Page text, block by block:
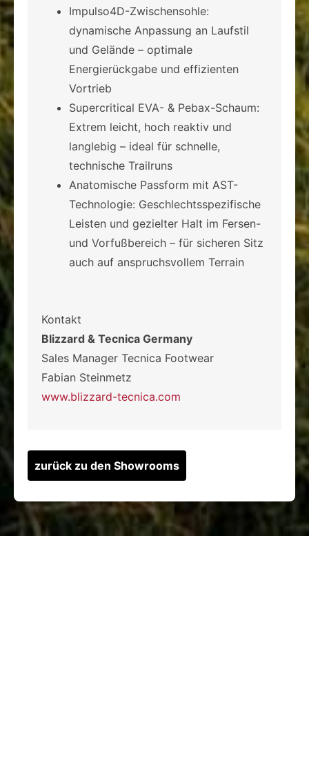
Impulso4D-Zwischensohle:
dynamische Anpassung an Laufstil
und Gelände – optimale
Energierückgabe und effizienten
Vortrieb
Supercritical EVA- & Pebax-Schaum:
Extrem leicht, hoch reaktiv und
langlebig – ideal für schnelle,
technische Trailruns
Anatomische Passform mit AST-
Technologie: Geschlechtsspezifische
Leisten und gezielter Halt im Fersen-
und Vorfußbereich – für sicheren Sitz
auch auf anspruchsvollem Terrain
Kontakt
Blizzard & Tecnica Germany
Sales Manager Tecnica Footwear
Fabian Steinmetz
www.blizzard-tecnica.com
zurück zu den Showrooms